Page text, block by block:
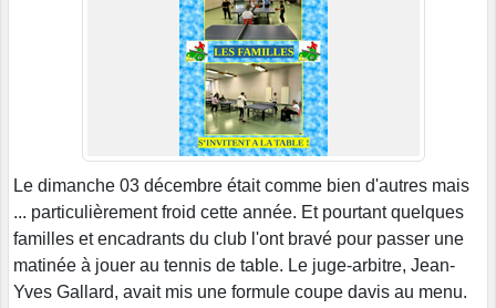
Le dimanche 03 décembre était comme bien d'autres mais
... particulièrement froid cette année. Et pourtant quelques
familles et encadrants du club l'ont bravé pour passer une
matinée à jouer au tennis de table. Le juge-arbitre, Jean-
Yves Gallard, avait mis une formule coupe davis au menu.